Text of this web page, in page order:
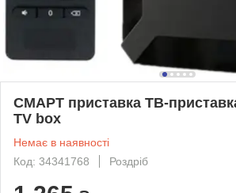
СМАРТ приставка ТВ-
TV box
Немає в наявності
Код: 34341768
Роздріб